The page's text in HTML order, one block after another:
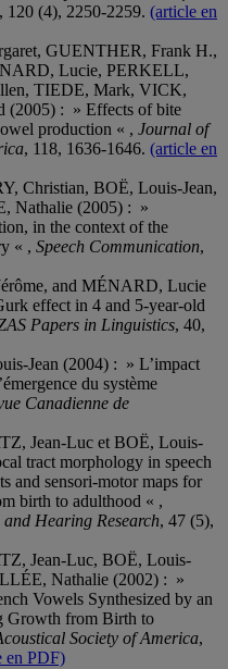
, 120 (4), 2250-2259. (article en
GUENTHER, Frank H.,
Lucie, PERKELL,
TIEDE, Mark, VICK,
(2005) : » Effects of bite
production « , Journal of
, 118, 1636-1646. (article en
Christian, BOË, Louis-Jean,
Nathalie (2005) : »
in the context of the
« , Speech Communication,
and MÉNARD, Lucie
effect in 4 and 5-year-old
Papers in Linguistics, 40,
Jean (2004) : » L’impact
du système
Canadienne de
Jean-Luc et BOË, Louis-
tract morphology in speech
and sensori-motor maps for
birth to adulthood « ,
Hearing Research, 47 (5),
Jean-Luc, BOË, Louis-
Nathalie (2002) : »
Vowels Synthesized by an
Growth from Birth to
Society of America,
en PDF)